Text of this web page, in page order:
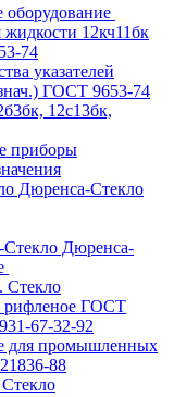
оборудование
жидкости 12кч11бк
74
указателей
ГОСТ 9653-74
12с13бк,
приборы
Дюренса-Стекло
Стекло Дюренса-
Стекло
рифленое ГОСТ
67-32-92
для промышленных
88